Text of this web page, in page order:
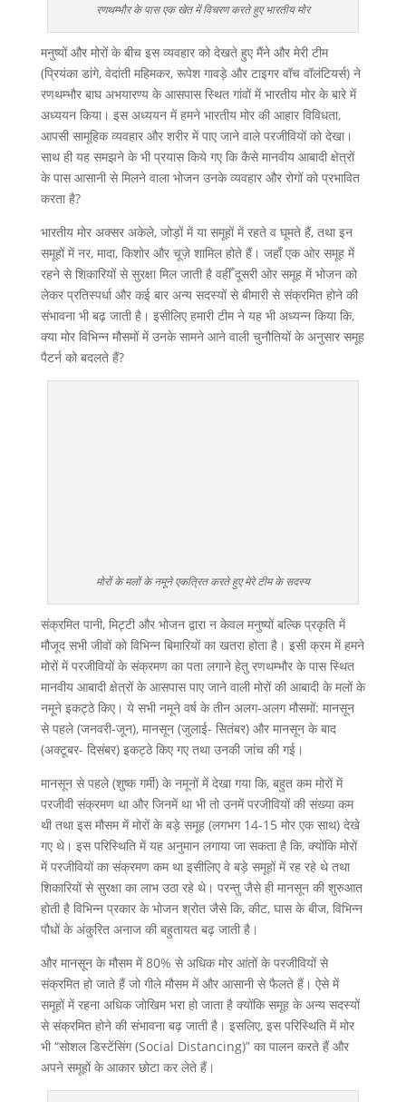
रणथम्भौर के पास एक खेत में विचरण करते हुए भारतीय मोर
मनुष्यों और मोरों के बीच इस व्यवहार को देखते हुए मैंने और मेरी टीम
(प्रियंका डांगे, वेदांती महिमकर, रूपेश गावड़े और टाइगर वॉच वॉलंटियर्स) ने
रणथम्भौर बाघ अभयारण्य के आसपास स्थित गांवों में भारतीय मोर के बारे में
अध्ययन किया। इस अध्ययन में हमने भारतीय मोर की आहार विविधता,
आपसी सामूहिक व्यवहार और शरीर में पाए जाने वाले परजीवियों को देखा।
साथ ही यह समझने के भी प्रयास किये गए कि कैसे मानवीय आबादी क्षेत्रों
के पास आसानी से मिलने वाला भोजन उनके व्यवहार और रोगों को प्रभावित
करता है?
भारतीय मोर अक्सर अकेले, जोड़ों में या समूहों में रहते व घूमते हैं, तथा इन
समूहों में नर, मादा, किशोर और चूज़े शामिल होते हैं। जहाँ एक ओर समूह में
रहने से शिकारियों से सुरक्षा मिल जाती है वहीँ दूसरी ओर समूह में भोजन को
लेकर प्रतिस्पर्धा और कई बार अन्य सदस्यों से बीमारी से संक्रमित होने की
संभावना भी बढ़ जाती है। इसीलिए हमारी टीम ने यह भी अध्यन्न किया कि,
क्या मोर विभिन्न मौसमों में उनके सामने आने वाली चुनौतियों के अनुसार समूह
पैटर्न को बदलते हैं?
मोरों के मलों के नमूने एकत्रित करते हुए मेरे टीम के सदस्य
संक्रमित पानी, मिट्टी और भोजन द्वारा न केवल मनुष्यों बल्कि प्रकृति में
मौजूद सभी जीवों को विभिन्न बिमारियों का खतरा होता है। इसी क्रम में हमने
मोरों में परजीवियों के संक्रमण का पता लगाने हेतु रणथम्भौर के पास स्थित
मानवीय आबादी क्षेत्रों के आसपास पाए जाने वाली मोरों की आबादी के मलों के
नमूने इकट्ठे किए। ये सभी नमूने वर्ष के तीन अलग-अलग मौसमों: मानसून
से पहले (जनवरी-जून), मानसून (जुलाई- सितंबर) और मानसून के बाद
(अक्टूबर- दिसंबर) इकट्ठे किए गए तथा उनकी जांच की गई।
मानसून से पहले (शुष्क गर्मी) के नमूनों में देखा गया कि, बहुत कम मोरों में
परजीवी संक्रमण था और जिनमें था भी तो उनमें परजीवियों की संख्या कम
थी तथा इस मौसम में मोरों के बड़े समूह (लगभग 14-15 मोर एक साथ) देखे
गए थे। इस परिस्थिति में यह अनुमान लगाया जा सकता है कि, क्योंकि मोरों
में परजीवियों का संक्रमण कम था इसीलिए वे बड़े समूहों में रह रहे थे तथा
शिकारियों से सुरक्षा का लाभ उठा रहे थे। परन्तु जैसे ही मानसून की शुरुआत
होती है विभिन्न प्रकार के भोजन श्रोत जैसे कि, कीट, घास के बीज, विभिन्न
पौधों के अंकुरित अनाज की बहुतायत बढ़ जाती है।
और मानसून के मौसम में 80% से अधिक मोर आंतों के परजीवियों से
संक्रमित हो जाते हैं जो गीले मौसम में और आसानी से फैलते हैं। ऐसे में
समूहों में रहना अधिक जोखिम भरा हो जाता है क्योंकि समूह के अन्य सदस्यों
से संक्रमित होने की संभावना बढ़ जाती है। इसलिए, इस परिस्थिति में मोर
भी “सोशल डिस्टेंसिंग (Social Distancing)” का पालन करते हैं और
अपने समूहों के आकार छोटा कर लेते हैं।